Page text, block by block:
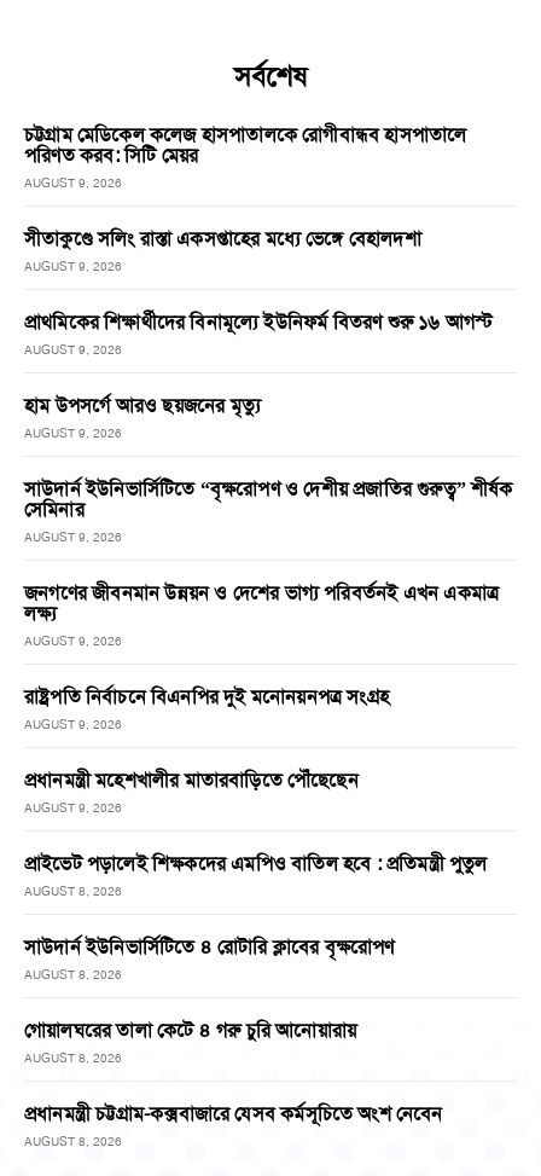
সর্বশেষ
চট্টগ্রাম মেডিকেল কলেজ হাসপাতালকে রোগীবান্ধব হাসপাতালে
পরিণত করব: সিটি মেয়র
AUGUST 9, 2026
সীতাকুণ্ডে সলিং রাস্তা একসপ্তাহের মধ্যে ভেঙ্গে বেহালদশা
AUGUST 9, 2026
প্রাথমিকের শিক্ষার্থীদের বিনামূল্যে ইউনিফর্ম বিতরণ শুরু ১৬ আগস্ট
AUGUST 9, 2026
হাম উপসর্গে আরও ছয়জনের মৃত্যু
AUGUST 9, 2026
সাউদার্ন ইউনিভার্সিটিতে “বৃক্ষরোপণ ও দেশীয় প্রজাতির গুরুত্ব” শীর্ষক
সেমিনার
AUGUST 9, 2026
জনগণের জীবনমান উন্নয়ন ও দেশের ভাগ্য পরিবর্তনই এখন একমাত্র
লক্ষ্য
AUGUST 9, 2026
রাষ্ট্রপতি নির্বাচনে বিএনপির দুই মনোনয়নপত্র সংগ্রহ
AUGUST 9, 2026
প্রধানমন্ত্রী মহেশখালীর মাতারবাড়িতে পৌঁছেছেন
AUGUST 9, 2026
প্রাইভেট পড়ালেই শিক্ষকদের এমপিও বাতিল হবে : প্রতিমন্ত্রী পুতুল
AUGUST 8, 2026
সাউদার্ন ইউনিভার্সিটিতে ৪ রোটারি ক্লাবের বৃক্ষরোপণ
AUGUST 8, 2026
গোয়ালঘরের তালা কেটে ৪ গরু চুরি আনোয়ারায়
AUGUST 8, 2026
প্রধানমন্ত্রী চট্টগ্রাম-কক্সবাজারে যেসব কর্মসূচিতে অংশ নেবেন
AUGUST 8, 2026